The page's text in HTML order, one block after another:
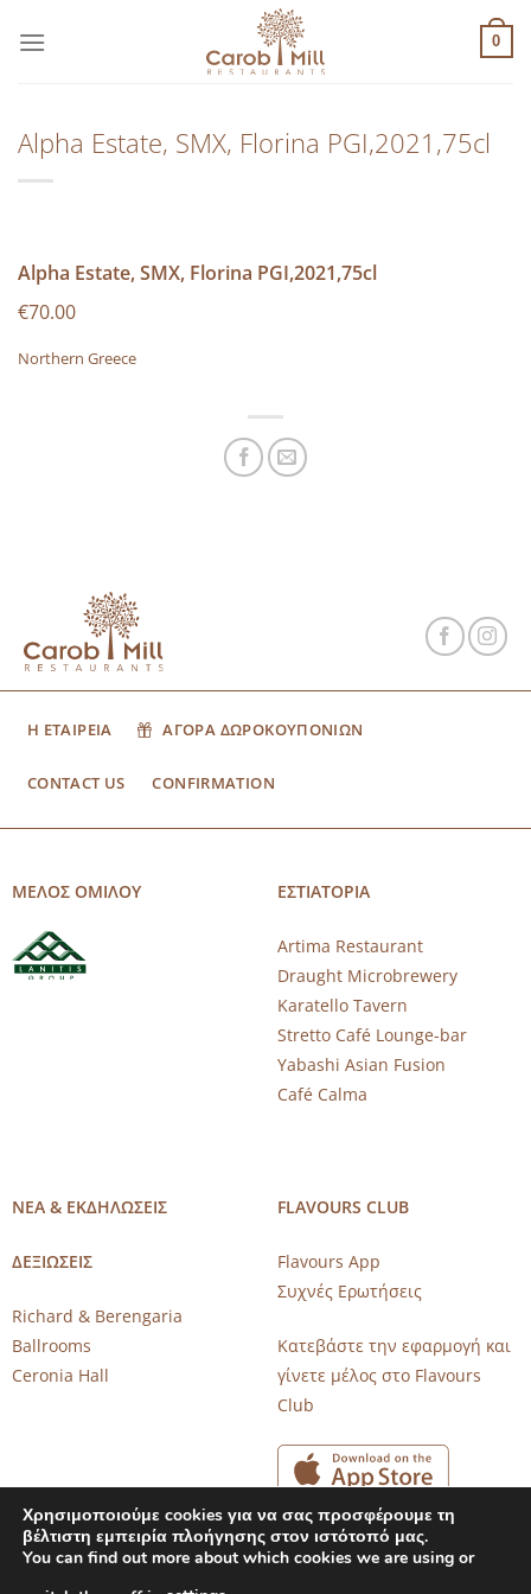
στο
0
Alpha Estate, SMX, Florina PGI,2021,75cl
Alpha Estate, SMX, Florina PGI,2021,75cl
€70.00
Northern Greece
Η ΕΤΑΙΡΕΙΑ ΑΓΟΡΑ ΔΩΡΟΚΟΥΠΟΝΙΩΝ
CONTACT US CONFIRMATION
ΜΕΛΟΣ ΟΜΙΛΟΥ ΕΣΤΙΑΤΟΡΙΑ
Artima Restaurant
Draught Microbrewery
Karatello Tavern
Stretto Café Lounge-bar
Yabashi Asian Fusion
Café Calma
ΝΕΑ & ΕΚΔΗΛΩΣΕΙΣ
ΔΕΞΙΩΣΕΙΣ
Richard & Berengaria
Ballrooms
Ceronia Hall
FLAVOURS CLUB
Flavours App
Συχνές Ερωτήσεις
Κατεβάστε την εφαρμογή και
γίνετε μέλος στο Flavours
Club
Χρησιμοποιούμε cookies για να σας προσφέρουμε τη
βέλτιστη εμπειρία πλοήγησης στον ιστότοπό μας.
You can find out more about which cookies we are using or